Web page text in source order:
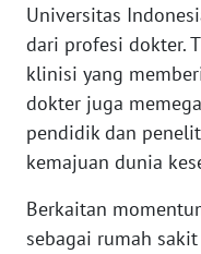
Universitas
dari profesi dokter.
klinisi yang
dokter juga
pendidik dan
kemajuan dunia
Berkaitan
sebagai rumah
INDEKS
BERITA
KONTAK
KAMI
IKLAN